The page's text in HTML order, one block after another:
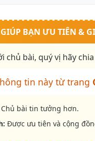
BẠN ƯU TIÊN &
chủ bài, quý vị hãy chia
tin này từ trang
Chủ bài tin tưởng hơn.
Được ưu tiên và cộng